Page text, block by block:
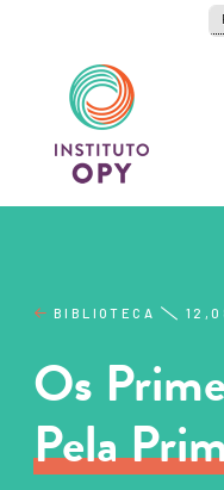
BIBLIOTECA
Os
Pela